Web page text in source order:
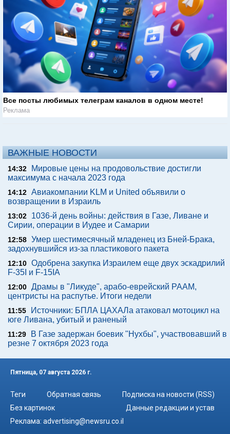
Все посты любимых телеграм каналов в одном месте!
Реклама
ВАЖНЫЕ НОВОСТИ
14:32
Мировые цены на продовольствие достигли
максимума с начала 2023 года
14:12 Авиакомпании KLM и United объявили о
возвращении в Израиль
13:02
1036-й день войны: действия в Газе, Ливане и
Сирии, операции в Иудее и Самарии
12:58 Умер шестимесячный младенец из Бней-Брака,
задохнувшийся из-за пластикового пакета
12:10 Одобрена закупка Израилем еще двух эскадрилий
F-35I и F-15IA
12:00 Драмы в "Ликуде", арабо-еврейский РААМ,
центристы на распутье. Итоги недели
11:55
Источники: БПЛА ЦАХАЛа атаковал мотоцикл на
юге Ливана, убитый и раненый
11:29
В Газе задержан боевик "Нухбы", участвовавший в
резне 7 октября 2023 года
Пятница, 07 августа 2026 г.
Теги Обратная связь
Подписка на новости (RSS)
Без картинок
Данные редакции и устав
Реклама: advertising@newsru.co.il